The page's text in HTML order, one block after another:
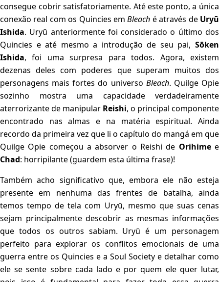
consegue cobrir satisfatoriamente. Até este ponto, a única
conexão real com os Quincies emBleach é através de Uryū
Ishida. Uryū anteriormente foi considerado o último dos
Quincies e até mesmo a introdução de seu pai, Sōken
Ishida, foi uma surpresa para todos. Agora, existem
dezenas deles com poderes que superam muitos dos
personagens mais fortes do universo Bleach. Quilge Opie
sozinho mostra uma capacidade verdadeiramente
aterrorizante de manipular Reishi, o principal componente
encontrado nas almas e na matéria espiritual. Ainda
recordo da primeira vez que li o capítulo do mangá em que
Quilge Opie começou a absorver o Reishi de Orihimee
Chad: horripilante (guardem esta última frase)!
Também acho significativo que, embora ele não esteja
presente em nenhuma das frentes de batalha, ainda
temos tempo de tela com Uryū, mesmo que suas cenas
sejam principalmente descobrir as mesmas informações
que todos os outros sabiam. Uryū é um personagem
perfeito para explorar os conflitos emocionais de uma
guerra entre os Quincies e a Soul Society e detalhar como
ele se sente sobre cada lado e por quem ele quer lutar,